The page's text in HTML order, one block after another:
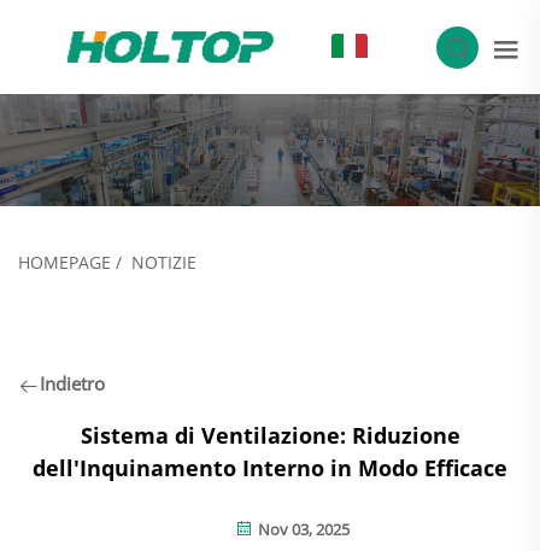
HOMEPAGE / NOTIZIE
Indietro
Sistema di Ventilazione: Riduzione
dell'Inquinamento Interno in Modo Efficace
Nov 03, 2025